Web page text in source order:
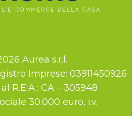
Aurea s.r.l.
Imprese: 03911450926
R.E.A.: CA – 305948
30.000 euro, i.v.